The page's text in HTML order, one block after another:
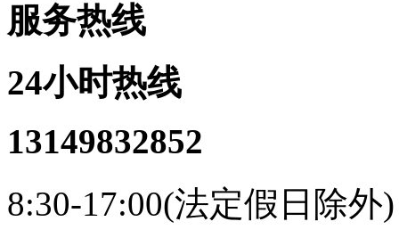
服务热线
24小时热线
13149832852
8:30-17:00(法定假日除外)